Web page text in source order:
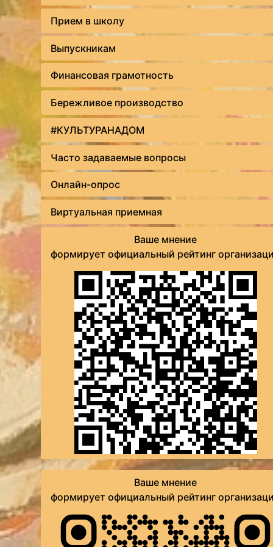
Прием в школу
Выпускникам
Финансовая грамотность
Бережливое производство
#КУЛЬТУРАНАДОМ
Часто задаваемые вопросы
Онлайн-опрос
Виртуальная приемная
Ваше мнение
формирует официальный рейтинг
Ваше мнение
формирует официальный рейтинг